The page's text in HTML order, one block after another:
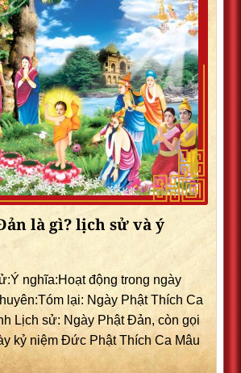
là gì? lịch sử và ý
nghĩa:Hoạt động trong ngày
lại: Ngày Phật Thích Ca
Lịch sử: Ngày Phật Đản, còn gọi
kỷ niệm Đức Phật Thích Ca Mâu